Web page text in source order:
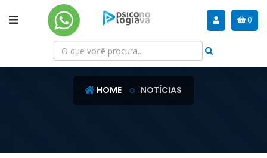
0
NOTÍCIAS
HOME NOTÍCIAS